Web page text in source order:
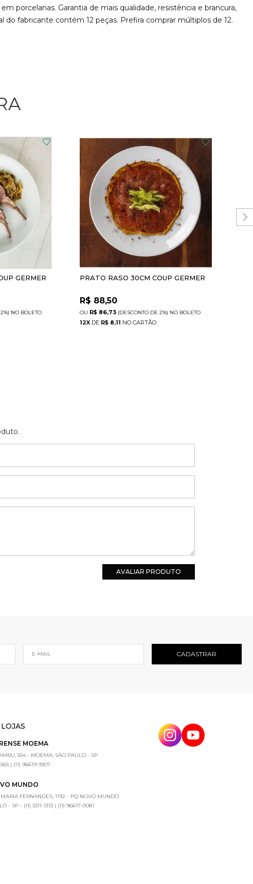
porcelanas. Garantia de mais qualidade, resistência e brancura,
fabricante contém 12 peças. Prefira comprar múltiplos de 12.
GERMER
2%) NO BOLETO
PRATO RASO 30CM COUP GERMER
R$ 88,50
R$ 86,73 (DESCONTO DE 2%) NO BOLETO
12X DE R$ 8,11
AVALIAR PRODUTO
MOEMA
554 - MOEMA, SÃO PAULO - SP
| (11) 96619-9307
MUNDO
FERNANDES, 1192 - PQ NOVO MUNDO
- SP - (11) 3311-1313 | (11) 96617-0081